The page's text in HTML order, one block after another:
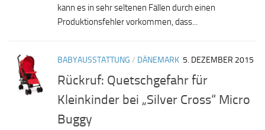
kann es in sehr seltenen Fällen durch einen
Produktionsfehler vorkommen, dass...
BABYAUSSTATTUNG / DÄNEMARK 5. DEZEMBER 2015
Rückruf: Quetschgefahr für
Kleinkinder bei „Silver Cross“ Micro
Buggy